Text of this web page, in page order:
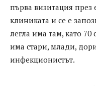
първа визитация през
клиниката и се е
легла има там, като 70
има стари, млади,
инфекционистът.
-